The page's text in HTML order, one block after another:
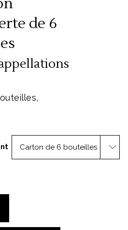
de 6
Carton de 6 bouteilles